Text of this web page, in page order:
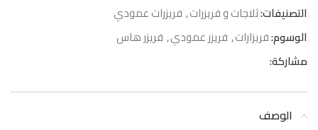
التصنيفات:ثلاجات و فريزرات, فريزرات عمودي
الوسوم:فريزارات, فريزر عمودي, فريزر هاس
مشاركة:
الوصف